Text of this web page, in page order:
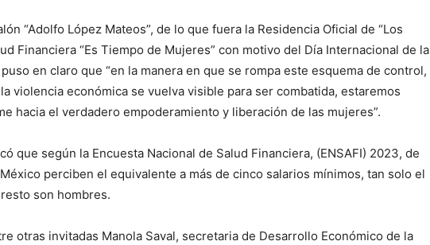
“Adolfo López Mateos”, de lo que fuera la Residencia Oficial de “Los
Financiera “Es Tiempo de Mujeres” con motivo del Día Internacional de la
en claro que “en la manera en que se rompa este esquema de control,
violencia económica se vuelva visible para ser combatida, estaremos
hacia el verdadero empoderamiento y liberación de las mujeres”.
que según la Encuesta Nacional de Salud Financiera, (ENSAFI) 2023, de
perciben el equivalente a más de cinco salarios mínimos, tan solo el
son hombres.
otras invitadas Manola Saval, secretaria de Desarrollo Económico de la